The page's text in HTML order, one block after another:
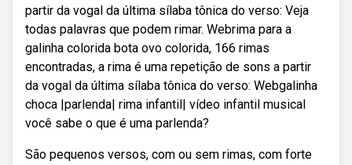
partir da vogal da última sílaba tônica do verso: Veja
todas palavras que podem rimar. Webrima para a
galinha colorida bota ovo colorida, 166 rimas
encontradas, a rima é uma repetição de sons a partir
da vogal da última sílaba tônica do verso: Webgalinha
choca |parlenda| rima infantil| vídeo infantil musical
você sabe o que é uma parlenda?
São pequenos versos, com ou sem rimas, com forte